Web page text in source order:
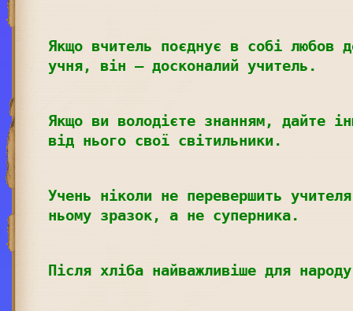
Якщо вчитель поєднує в собі любов
учня, він – досконалий учитель.
Якщо ви володієте знанням, дайте
від нього свої світильники.
Учень ніколи не перевершить
ньому зразок, а не суперника.
Після хліба найважливіше для